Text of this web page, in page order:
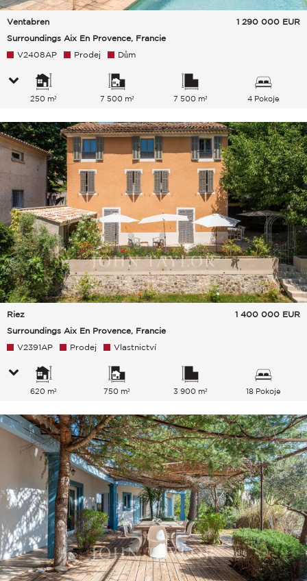
Ventabren
Surroundings Aix En Provence, Francie
1 290 000 EUR
V2408AP Prodej Dům
250 m² 7 500 m² 7 500 m² 4 Pokoje
Riez
Surroundings Aix En Provence, Francie
1 400 000 EUR
V2391AP Prodej Vlastnictví
620 m² 750 m² 3 900 m² 18 Pokoje